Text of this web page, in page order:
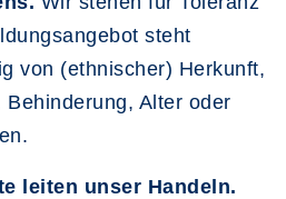
steht
von (ethnischer) Herkunft,
Alter oder
leiten unser Handeln.